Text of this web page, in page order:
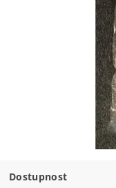
Dostupnost